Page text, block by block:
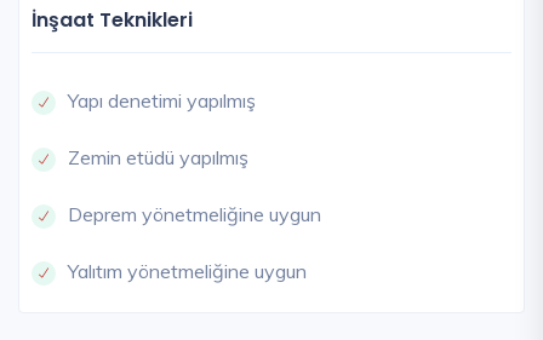
İnşaat Teknikleri
Yapı denetimi yapılmış
Zemin etüdü yapılmış
Deprem yönetmeliğine uygun
Yalıtım yönetmeliğine uygun